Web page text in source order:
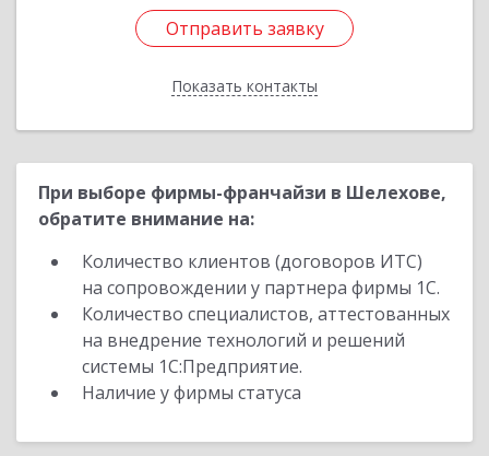
Отправить заявку
Показать контакты
Отправить заявку
Назад
При выборе фирмы-франчайзи в Шелехове,
обратите внимание на:
Количество клиентов (договоров ИТС)
на сопровождении у партнера фирмы 1С.
Количество специалистов, аттестованных
на внедрение технологий и решений
системы 1С:Предприятие.
Наличие у фирмы статуса